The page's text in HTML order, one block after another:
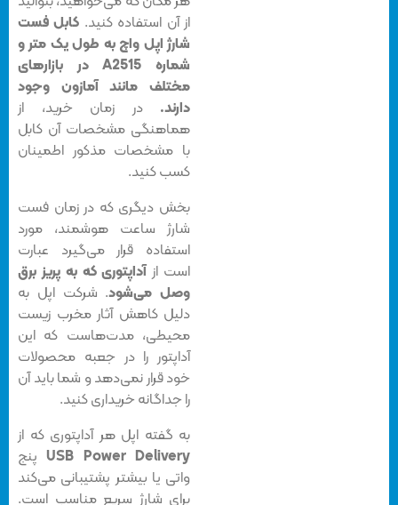
از آن استفاده کنید.کابل فست
شارژ اپل واچ به طول یک متر و
شماره A2515 در بازارهای
مختلف مانند آمازون وجود
دارند.در زمان خرید، از
هماهنگی مشخصات آن کابل
با مشخصات مذکور اطمینان
کسب کنید.
بخش دیگری که در زمان فست
شارژ ساعت هوشمند، مورد
استفاده قرار می‌گیرد عبارت
است ازآداپتوری که به پریز برق
وصل می‌شود. شرکت اپل به
دلیل کاهش آثار مخرب زیست
محیطی، مدت‌هاست که این
آداپتور را در جعبه محصولات
خود قرار نمی‌دهد و شما باید آن
را جداگانه خریداری کنید.
به گفته اپل هر آداپتوری که از
USB Power Deliveryپنج
واتی یا بیشتر پشتیبانی می‌کند
برای شارژ سریع مناسب است.